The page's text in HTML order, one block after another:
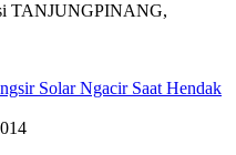
TANJUNGPINANG,
Solar Ngacir Saat Hendak